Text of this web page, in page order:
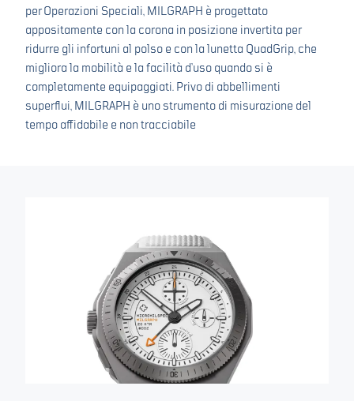
per Operazioni Speciali, MILGRAPH è progettato
appositamente con la corona in posizione invertita per
ridurre gli infortuni al polso e con la lunetta QuadGrip, che
migliora la mobilità e la facilità d’uso quando si è
completamente equipaggiati. Privo di abbellimenti
superflui, MILGRAPH è uno strumento di misurazione del
tempo affidabile e non tracciabile